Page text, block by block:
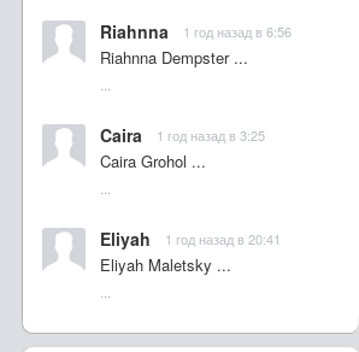
Riahnna 1 год назад в 6:56
Riahnna Dempster ...
Caira 1 год назад в 3:25
Caira Grohol ...
Eliyah 1 год назад в 20:41
Eliyah Maletsky ...